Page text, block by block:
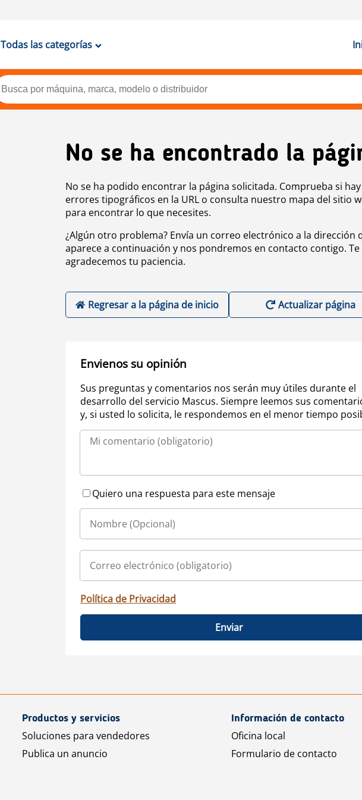
Todas las categorías
No se ha encontrado la
No se ha podido encontrar la página solicitada. Comprueba si hay
errores tipográficos en la URL o consulta nuestro mapa del sitio
para encontrar lo que necesites.
¿Algún otro problema? Envía un correo electrónico a la dirección
aparece a continuación y nos pondremos en contacto contigo. Te
agradecemos tu paciencia.
Regresar a la página de inicio Actualizar página
Envienos su opinión
Sus preguntas y comentarios nos serán muy útiles durante el
desarrollo del servicio Mascus. Siempre leemos sus
y, si usted lo solicita, le respondemos en el menor tiempo
Quiero una respuesta para este mensaje
Política de Privacidad
Enviar
Productos y servicios
Soluciones para vendedores
Publica un anuncio
Información de contacto
Oficina local
Formulario de contacto